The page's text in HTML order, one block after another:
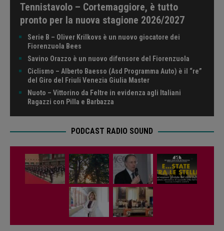
Tennistavolo – Cortemaggiore, è tutto
pronto per la nuova stagione 2026/2027
Serie B – Oliver Krilkovs è un nuovo giocatore dei
Fiorenzuola Bees
Savino Orazzo è un nuovo difensore del Fiorenzuola
Ciclismo – Alberto Baesso (Asd Programma Auto) è il “re”
del Giro del Friuli Venezia Giulia Master
Nuoto – Vittorino da Feltre in evidenza agli Italiani
Ragazzi con Pilla e Barbazza
PODCAST RADIO SOUND